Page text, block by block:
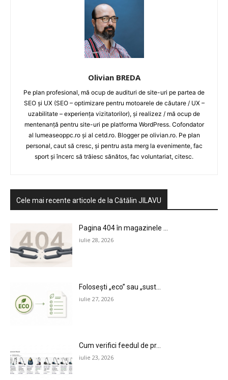
Olivian BREDA
Pe plan profesional, mă ocup de audituri de site-uri pe partea de
SEO și UX (SEO – optimizare pentru motoarele de căutare / UX –
uzabilitate – experiența vizitatorilor), și realizez / mă ocup de
mentenanță pentru site-uri pe platforma WordPress. Cofondator
al lumeaseoppc.ro și al cetd.ro. Blogger pe olivian.ro. Pe plan
personal, caut să cresc, și pentru asta merg la evenimente, fac
sport și încerc să trăiesc sănătos, fac voluntariat, citesc.
Cele mai recente articole de la Cătălin JILAVU
Pagina 404 în magazinele ...
iulie 28, 2026
Folosești „eco” sau „sust...
iulie 27, 2026
Cum verifici feedul de pr...
iulie 23, 2026